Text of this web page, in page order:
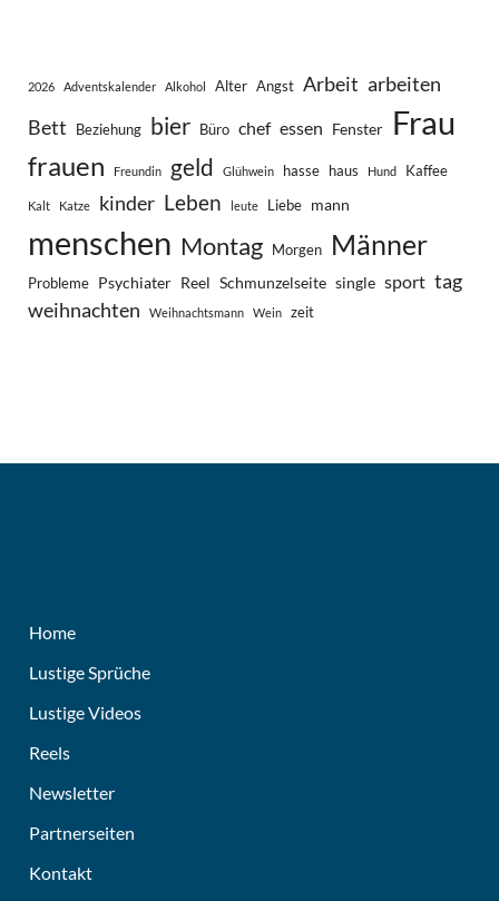
2026 Adventskalender Alkohol Alter Angst Arbeit arbeiten
Bett
Beziehung bier Büro chef essen Fenster Frau
frauen Freundin geld Glühwein hasse haus Hund Kaffee
Kalt Katze kinder Leben leute Liebe mann
menschen Montag Morgen Männer
Probleme Psychiater Reel Schmunzelseite single sport tag
weihnachten
Weihnachtsmann Wein zeit
Home
Lustige Sprüche
Lustige Videos
Reels
Newsletter
Partnerseiten
Kontakt